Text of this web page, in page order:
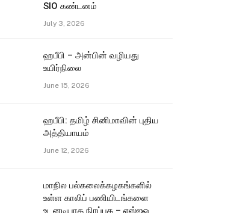
SIO கண்டனம்
July 3, 2026
ஹபீபி – அன்பின் வழியது
உயிர்நிலை
June 15, 2026
ஹபீபி: தமிழ் சினிமாவின் புதிய
அத்தியாயம்
June 12, 2026
மாநில பல்கலைக்கழகங்களில்
உள்ள காலிப் பணியிடங்களை
உடனடியாக நிரப்புக – எஸ்ஐஓ